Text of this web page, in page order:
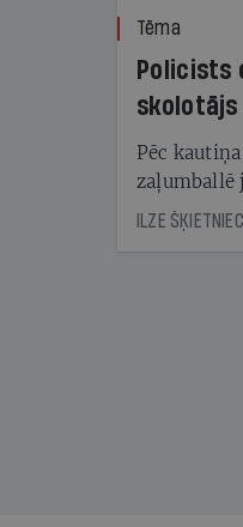
Tēma
Policists
skolotājs
Reibuma
Pēc
zaļumballē
nonācis
cienījams
ILZE